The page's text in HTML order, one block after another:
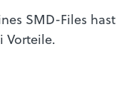
SMD-Files hast
Vorteile.